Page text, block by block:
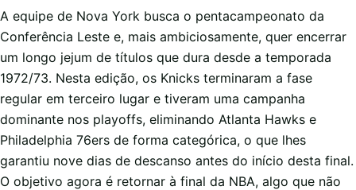
A equipe de Nova York busca o pentacampeonato da
Conferência Leste e, mais ambiciosamente, quer encerrar
um longo jejum de títulos que dura desde a temporada
1972/73. Nesta edição, os Knicks terminaram a fase
regular em terceiro lugar e tiveram uma campanha
dominante nos playoffs, eliminando Atlanta Hawks e
Philadelphia 76ers de forma categórica, o que lhes
garantiu nove dias de descanso antes do início desta final.
O objetivo agora é retornar à final da NBA, algo que não